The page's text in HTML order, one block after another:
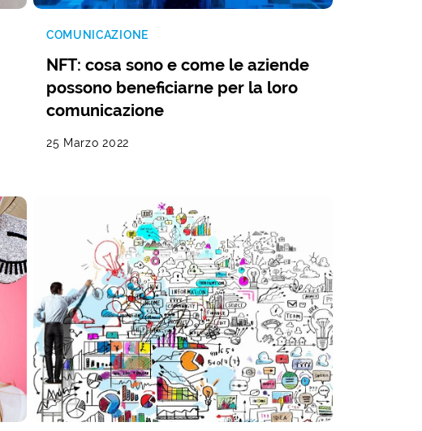
COMUNICAZIONE
NFT: cosa sono e come le aziende
possono beneficiarne per la loro
comunicazione
25 Marzo 2022